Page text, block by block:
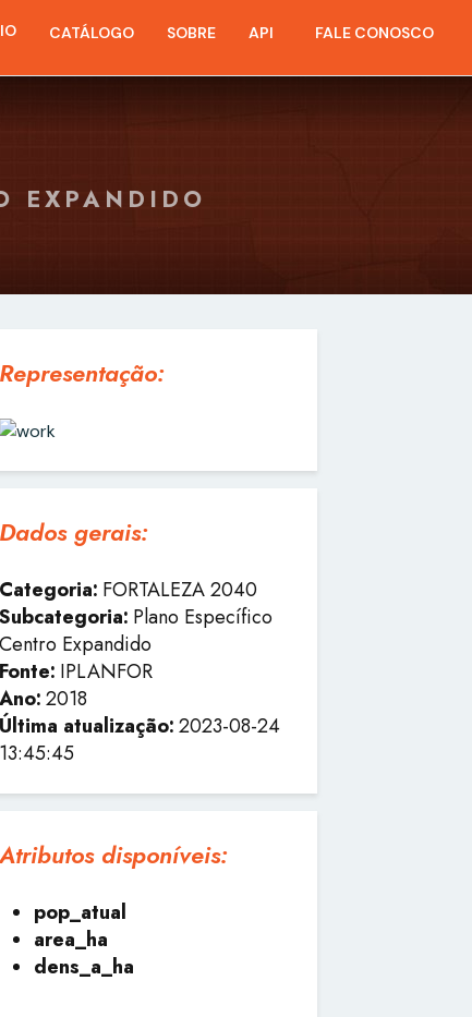
CATÁLOGO SOBRE API FALE CONOSCO
EXPANDIDO
Representação:
Dados gerais:
Categoria: FORTALEZA 2040
Subcategoria: Plano Específico
Centro Expandido
Fonte: IPLANFOR
Ano:2018
Última atualização:2023-08-24
13:45:45
Atributos disponíveis:
pop_atual
area_ha
dens_a_ha